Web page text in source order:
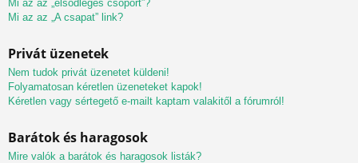
Mi az az „elsődleges csoport”?
Mi az az „A csapat” link?
Privát üzenetek
Nem tudok privát üzenetet küldeni!
Folyamatosan kéretlen üzeneteket kapok!
Kéretlen vagy sértegető e-mailt kaptam valakitől a fórumról!
Barátok és haragosok
Mire valók a barátok és haragosok listák?